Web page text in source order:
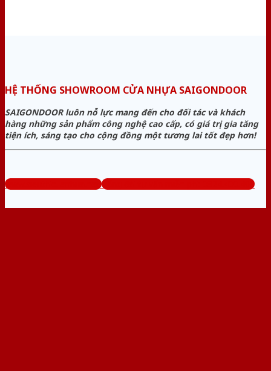
HỆ THỐNG SHOWROOM CỬA NHỰA SAIGONDOOR
SAIGONDOOR luôn nỗ lực mang đến cho đối tác và khách
hàng những sản phẩm công nghệ cao cấp, có giá trị gia tăng
tiện ích, sáng tạo cho cộng đồng một tương lai tốt đẹp hơn!
www.sieuthicuanhua.net Tổng đài tư vấn miễn phí: 0824.400.400